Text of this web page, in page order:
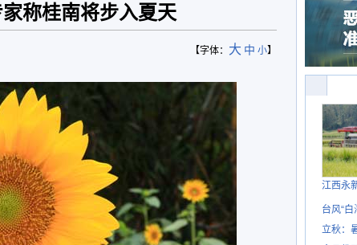
称桂南将步入夏天
【字体： 大 中 小】
江西永
台风“白
立秋：